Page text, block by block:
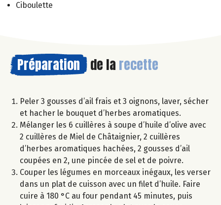
Ciboulette
Préparation de la recette
Peler 3 gousses d’ail frais et 3 oignons, laver, sécher
et hacher le bouquet d’herbes aromatiques.
Mélanger les 6 cuillères à soupe d’huile d’olive avec
2 cuillères de Miel de Châtaignier, 2 cuillères
d’herbes aromatiques hachées, 2 gousses d’ail
coupées en 2, une pincée de sel et de poivre.
Couper les légumes en morceaux inégaux, les verser
dans un plat de cuisson avec un filet d’huile. Faire
cuire à 180 °C au four pendant 45 minutes, puis